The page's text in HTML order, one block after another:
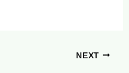
NEXT